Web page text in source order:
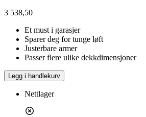
3 538,50
Et must i garasjer
Sparer deg for tunge løft
Justerbare armer
Passer flere ulike dekkdimensjoner
Legg i handlekurv
Nettlager